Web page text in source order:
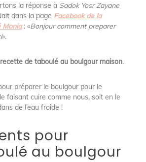
la réponse à Sadok Yosr Zayane
dans la page Facebook de la
Moniq: «Bonjour comment preparer
».
recette de taboulé au boulgour maison.
préparer le boulgour pour le
faisant cuire comme nous, soit en le
de l’eau froide !
pour
au boulgour